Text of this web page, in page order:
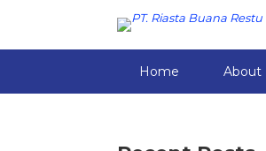
Home About